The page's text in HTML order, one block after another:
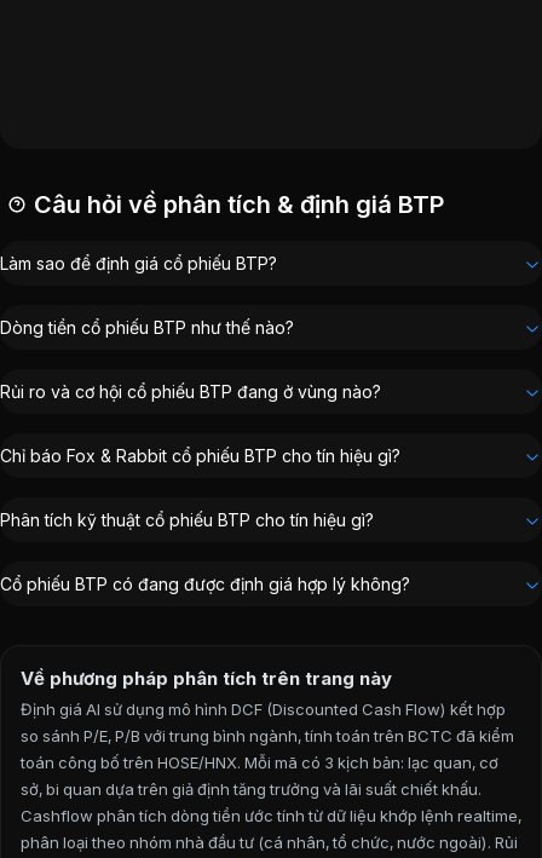
Câu hỏi về phân tích & định giá BTP
Làm sao để định giá cổ phiếu BTP?
Dòng tiền cổ phiếu BTP như thế nào?
Rủi ro và cơ hội cổ phiếu BTP đang ở vùng nào?
Chỉ báo Fox & Rabbit cổ phiếu BTP cho tín hiệu gì?
Phân tích kỹ thuật cổ phiếu BTP cho tín hiệu gì?
Cổ phiếu BTP có đang được định giá hợp lý không?
Về phương pháp phân tích trên trang này
Định giá AI sử dụng mô hình DCF (Discounted Cash Flow) kết hợp
so sánh P/E, P/B với trung bình ngành, tính toán trên BCTC đã kiểm
toán công bố trên HOSE/HNX. Mỗi mã có 3 kịch bản: lạc quan, cơ
sở, bi quan dựa trên giả định tăng trưởng và lãi suất chiết khấu.
Cashflow phân tích dòng tiền ước tính từ dữ liệu khớp lệnh realtime,
phân loại theo nhóm nhà đầu tư (cá nhân, tổ chức, nước ngoài). Rủi